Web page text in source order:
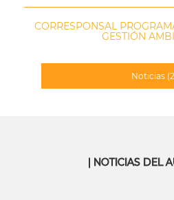
CORRESPONSAL
GESTIÓN
Noticias
| NOTICIAS DEL